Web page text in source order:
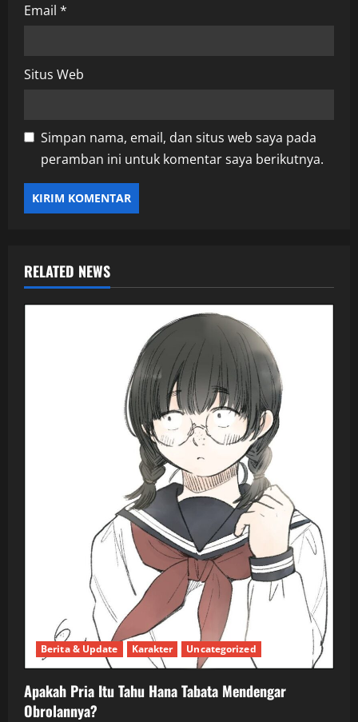
Email *
Situs Web
Simpan nama, email, dan situs web saya pada
peramban ini untuk komentar saya berikutnya.
RELATED NEWS
Berita & Update Karakter Uncategorized
Apakah Pria Itu Tahu Hana Tabata Mendengar
Obrolannya?